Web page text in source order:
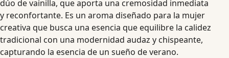
dúo de vainilla, que aporta una cremosidad inmediata
y reconfortante. Es un aroma diseñado para la mujer
creativa que busca una esencia que equilibre la calidez
tradicional con una modernidad audaz y chispeante,
capturando la esencia de un sueño de verano.